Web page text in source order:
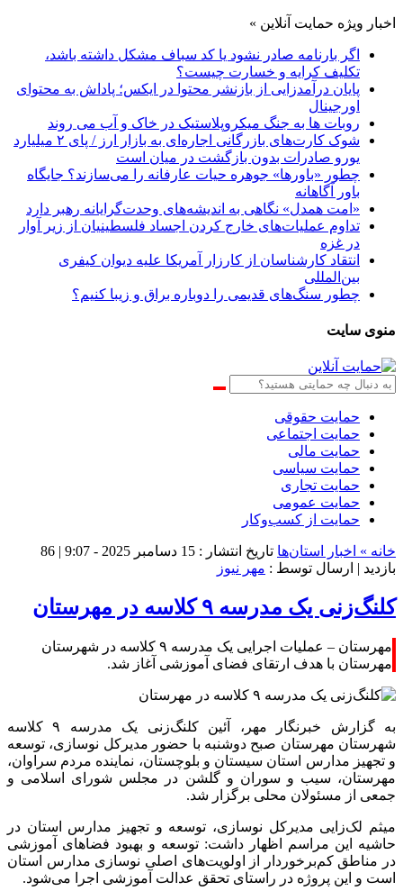
اخبار ویژه حمایت آنلاین »
اگر بارنامه صادر نشود یا کد سباف مشکل داشته باشد،
تکلیف کرایه و خسارت چیست؟
پایان درآمدزایی از بازنشر محتوا در ایکس؛ پاداش به محتوای
اورجینال
روبات ها به جنگ میکروپلاستیک در خاک و آب می روند
شوک کارت‌های بازرگانی اجاره‌ای به بازار ارز / پای ۲ میلیارد
یورو صادرات بدون بازگشت در میان است
چطور «باورها» جوهره حیات عارفانه را می‌سازند؟ جایگاه
باور آگاهانه
«امت همدل» نگاهی به اندیشه‌های وحدت‌گرایانه رهبر دارد
تداوم عملیات‌های خارج کردن اجساد فلسطینیان از زیر آوار
در غزه
انتقاد کارشناسان از کارزار آمریکا علیه دیوان کیفری
بین‌المللی
چطور سنگ‌های قدیمی را دوباره براق و زیبا کنیم؟
منوی سایت
حمایت حقوقی
حمایت اجتماعی
حمایت مالی
حمایت سیاسی
حمایت تجاری
حمایت عمومی
حمایت از کسب‌وکار
خانه » اخبار استان‌ها تاریخ انتشار : 15 دسامبر 2025 - 9:07 |
86
بازدید | ارسال توسط : مهر نیوز
کلنگ‌زنی یک مدرسه ۹ کلاسه در مهرستان
مهرستان – عملیات اجرایی یک مدرسه ۹ کلاسه در شهرستان
مهرستان با هدف ارتقای فضای آموزشی آغاز شد.
به گزارش خبرنگار مهر، آئین کلنگ‌زنی یک مدرسه ۹ کلاسه
شهرستان مهرستان صبح دوشنبه با حضور مدیرکل نوسازی، توسعه
و تجهیز مدارس استان سیستان و بلوچستان، نماینده مردم سراوان،
مهرستان، سیب و سوران و گلشن در مجلس شورای اسلامی و
جمعی از مسئولان محلی برگزار شد.
میثم لک‌زایی مدیرکل نوسازی، توسعه و تجهیز مدارس استان در
حاشیه این مراسم اظهار داشت: توسعه و بهبود فضاهای آموزشی
در مناطق کم‌برخوردار از اولویت‌های اصلی نوسازی مدارس استان
است و این پروژه در راستای تحقق عدالت آموزشی اجرا می‌شود.